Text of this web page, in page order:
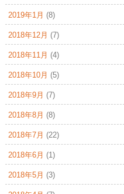
2019年1月 (8)
2018年12月 (7)
2018年11月 (4)
2018年10月 (5)
2018年9月 (7)
2018年8月 (8)
2018年7月 (22)
2018年6月 (1)
2018年5月 (3)